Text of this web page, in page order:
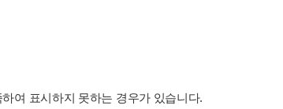
여 표시하지 못하는 경우가 있습니다.